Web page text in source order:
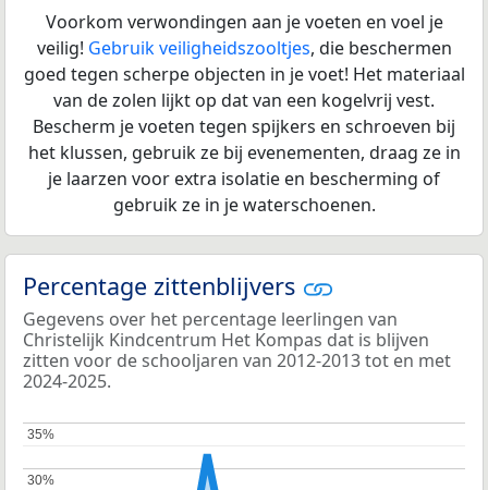
Voorkom verwondingen aan je voeten en voel je
veilig! Gebruik veiligheidszooltjes, die beschermen
goed tegen scherpe objecten in je voet! Het materiaal
van de zolen lijkt op dat van een kogelvrij vest.
Bescherm je voeten tegen spijkers en schroeven bij
het klussen, gebruik ze bij evenementen, draag ze in
je laarzen voor extra isolatie en bescherming of
gebruik ze in je waterschoenen.
Percentage zittenblijvers
Gegevens over het percentage leerlingen van
Christelijk Kindcentrum Het Kompas dat is blijven
zitten voor de schooljaren van 2012-2013 tot en met
2024-2025.
30%
30%
35%
35%